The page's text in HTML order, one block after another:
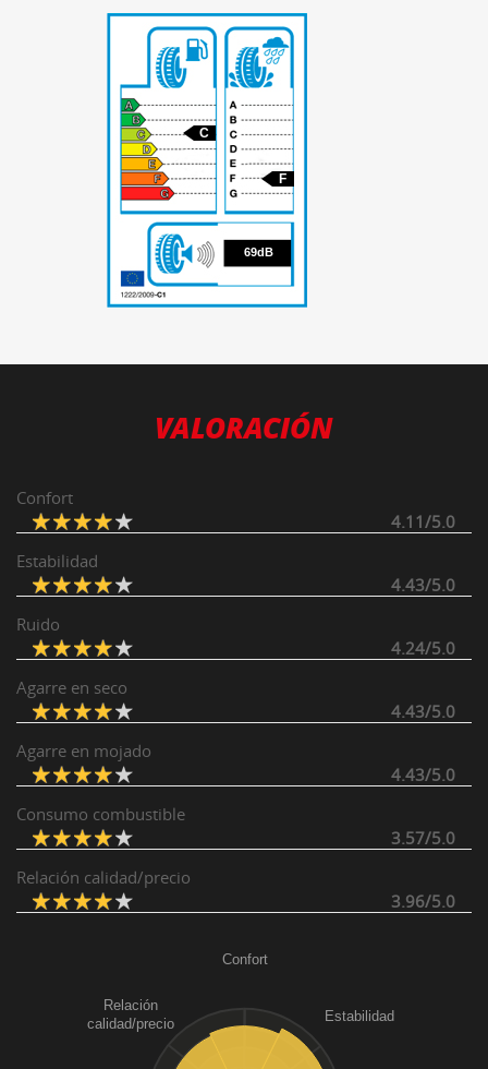
69
C
F
69dB
VALORACIÓN
Confort
4.11/5.0
Estabilidad
4.43/5.0
Ruido
4.24/5.0
Agarre en seco
4.43/5.0
Agarre en mojado
4.43/5.0
Consumo combustible
3.57/5.0
Relación calidad/precio
3.96/5.0
Confort
Estabilidad
Relación
calidad/precio